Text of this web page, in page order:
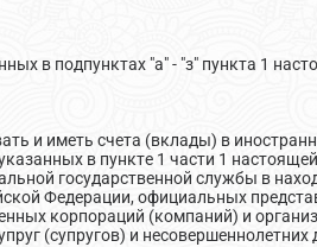
в подпунктах "а" - "з" пункта 1
и иметь счета (вклады) в
в пункте 1 части 1
государственной службы в
Федерации, официальных
корпораций (компаний) и
(супругов) и несовершеннолетних